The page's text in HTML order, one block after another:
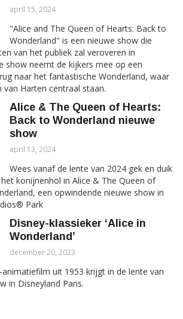
april 15, 2024
"Alice and The Queen of Hearts: Back to
Wonderland" is een nieuwe show die
van het publiek zal veroveren in
show neemt de kijkers mee op een
naar het fantastische Wonderland, waar
van Harten centraal staan.
Alice & The Queen of Hearts:
Back to Wonderland nieuwe
show
april 13, 2024
Wees vanaf de lente van 2024 gek en duik
konijnenhol in Alice & The Queen of
een opwindende nieuwe show in
Park
Disney-klassieker ‘Alice in
Wonderland’
december 20, 2023
uit 1953 krijgt in de lente van
in Disneyland Paris.